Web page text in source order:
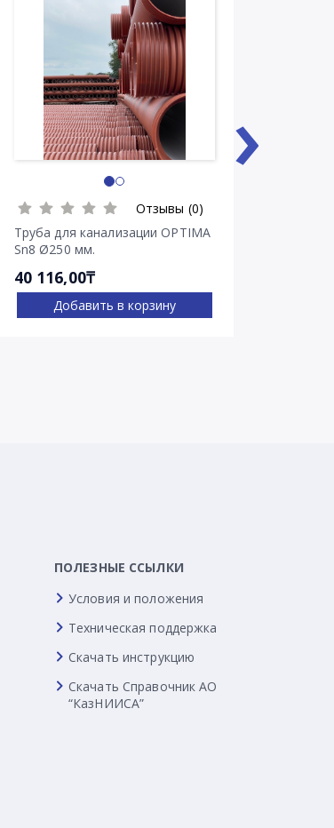
Отзывы (0)
Труба для канализации OPTIMA
Sn8 Ø250 мм.
40 116,00₸
Добавить в корзину
›
ПОЛЕЗНЫЕ ССЫЛКИ
Условия и положения
Техническая поддержка
Скачать инструкцию
Скачать Справочник АО
“КазНИИСА”